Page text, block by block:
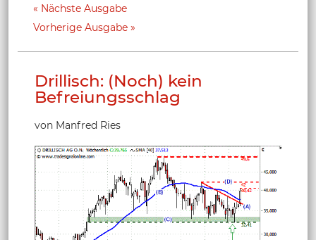
Nächste Ausgabe
Vorherige Ausgabe
Drillisch: (Noch) kein
Befreiungsschlag
von Manfred Ries